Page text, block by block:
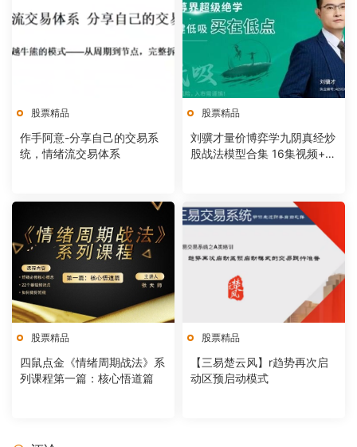
股票精品
作手阿意-分享自己的交易系
统，情绪流交易体系
股票精品
刘骥才量价博弈学九阴真经炒
股战法模型合集 16集视频+课
股票精品
四鼠点金《情绪周期战法》系
列课程第一篇：核心悟道篇
股票精品
【三易楚云风】r趋势再次启
动区预启动模式